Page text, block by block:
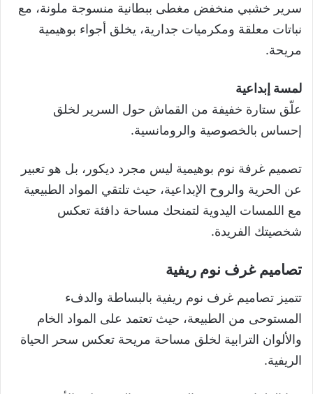
سرير خشبي منخفض مغطى ببطانية منسوجة ملونة، مع
نباتات معلقة ومكرميات جدارية، يخلق أجواء بوهيمية
مريحة.
لمسة إبداعية
علّق ستارة خفيفة من القماش حول السرير لخلق
إحساس بالخصوصية والرومانسية.
تصميم غرفة نوم بوهيمية ليس مجرد ديكور، بل هو تعبير
عن الحرية والروح الإبداعية، حيث تلتقي المواد الطبيعية
مع اللمسات اليدوية لتمنحك مساحة دافئة تعكس
شخصيتك الفريدة.
تصاميم غرف نوم ريفية
تتميز تصاميم غرف نوم ريفية بالبساطة والدفء
المستوحى من الطبيعة، حيث تعتمد على المواد الخام
والألوان الترابية لخلق مساحة مريحة تعكس سحر الحياة
الريفية.